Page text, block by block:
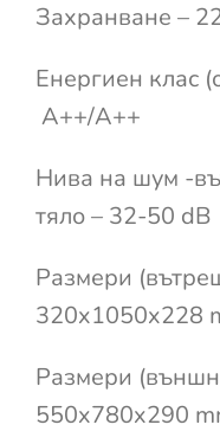
Захранване –
Енергиен клас
A++/A++
Нива на шум -
тяло – 32-50 dB
Размери
320x1050x228
Размери
550x780x290